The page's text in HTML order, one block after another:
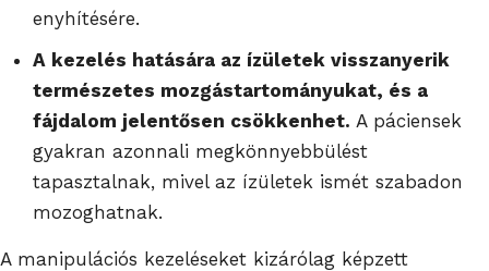
enyhítésére.
A kezelés hatására az ízületek visszanyerik
természetes mozgástartományukat, és a
fájdalom jelentősen csökkenhet. A páciensek
gyakran azonnali megkönnyebbülést
tapasztalnak, mivel az ízületek ismét szabadon
mozoghatnak.
A manipulációs kezeléseket kizárólag képzett